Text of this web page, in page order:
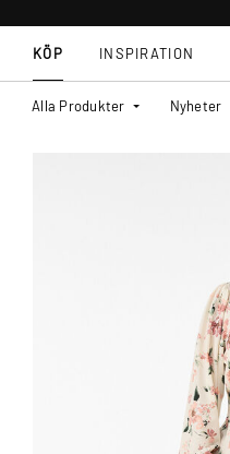
KÖP
Alla Produkter Nyheter
INSPIRATION